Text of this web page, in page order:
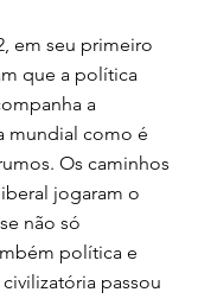
em seu primeiro
que a política
a
mundial como é
Os caminhos
jogaram o
não só
política e
passou